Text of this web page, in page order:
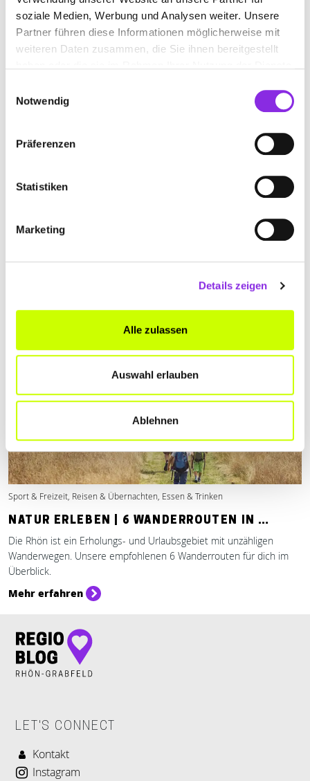
soziale Medien, Werbung und Analysen weiter. Unsere
Partner führen diese Informationen möglicherweise mit
weiteren Daten zusammen, die Sie ihnen bereitgestellt
Notwendig
Präferenzen
Statistiken
Marketing
Details zeigen
Alle zulassen
Auswahl erlauben
Ablehnen
Mehr erfahren
WEIHNACHTS- UND ADVENTSMÄRKTE IN R…
Sport & Freizeit, Reisen & Übernachten, Essen & Trinken
NATUR ERLEBEN | 6 WANDERROUTEN IN …
Die Rhön ist ein Erholungs- und Urlaubsgebiet mit unzähligen
Wanderwegen. Unsere empfohlenen 6 Wanderrouten für dich im
Überblick.
Mehr erfahren
LET'S CONNECT
Kontakt
Instagram